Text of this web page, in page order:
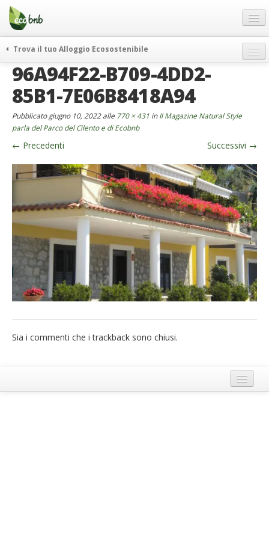
Menu
Salta
contenuto
Offerte Speciali
Regali
FAQ
Chi Siamo
Partner
Contatti
German
English
Spanish
French
Trova il tuo Alloggio Ecosostenibile
weekend green
curiosità
vivere e viaggiare verde
news ed eventi
rassegna stampa
96A94F22-B709-4DD2-
85B1-7E06B8418A94
Pubblicatogiugno 10, 2022alle 770 × 431 inIl Magazine Natural Style
parla del Parco del Cilento e di Ecobnb
← Precedenti Successivi →
Sia i commenti che i trackback sono chiusi.